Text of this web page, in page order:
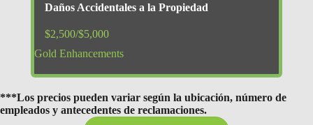
Daños Accidentales a la Propiedad
$2,500/$5,000
Gold Enhancements
***Los precios pueden variar según la ubicación, número de
empleados y antecedentes de reclamaciones.